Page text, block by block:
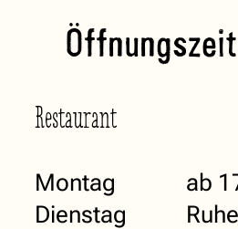
Restaurant
Montag
ab
Dienstag